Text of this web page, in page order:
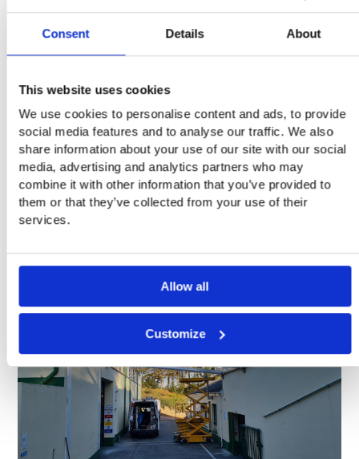
Consent Details About
This website uses cookies
We use cookies to personalise content and ads, to provide
social media features and to analyse our traffic. We also
share information about your use of our site with our social
media, advertising and analytics partners who may
combine it with other information that you’ve provided to
them or that they’ve collected from your use of their
services.
Allow all
Customize
Droogloop komt dan bij u aan als volledig compleet
bouwpakket, klaar voor montage!
volgen. Binnen Europa kunnen wij de supervisie of de
gehele de montage verzorgen, daarbuiten kunnen wij voor
supervisie/ begeleiding zorgen indien dit gewenst is.
Hieronder ziet u afbeelding en filmpjes die een goed beeld
laten zien van de muurankers en -beugels en de montage
van de Droogloop.
Deze video wordt geblokkeerd omdat u geen
Cookievoorkeuren aanpassen